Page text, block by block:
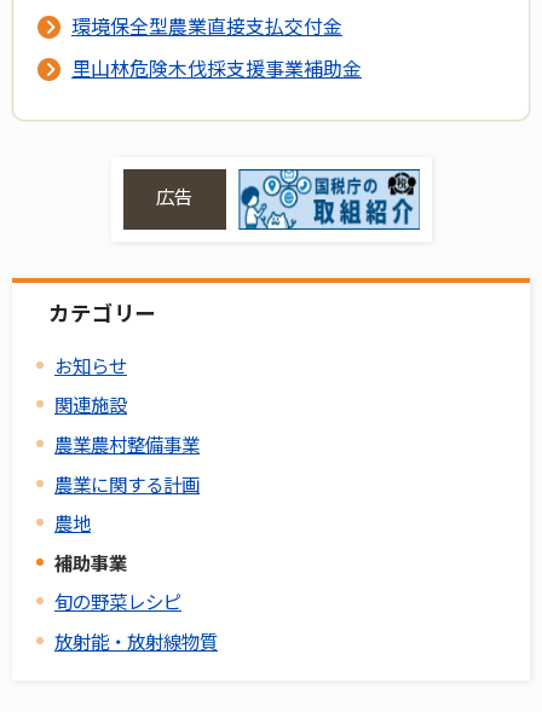
環境保全型農業直接支払交付金
里山林危険木伐採支援事業補助金
広告
カテゴリー
お知らせ
関連施設
農業農村整備事業
農業に関する計画
農地
補助事業
旬の野菜レシピ
放射能・放射線物質